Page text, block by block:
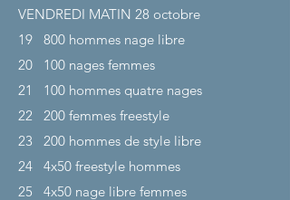
VENDREDI MATIN 28 octobre
19
800 hommes nage libre
20
100 nages femmes
21
100 hommes quatre nages
22
200 femmes freestyle
23
200 hommes de style libre
24
4x50 freestyle hommes
25
4x50 nage libre femmes